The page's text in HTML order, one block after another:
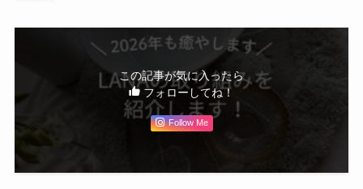
この記事が気に入ったら
フォローしてね！
Follow Me